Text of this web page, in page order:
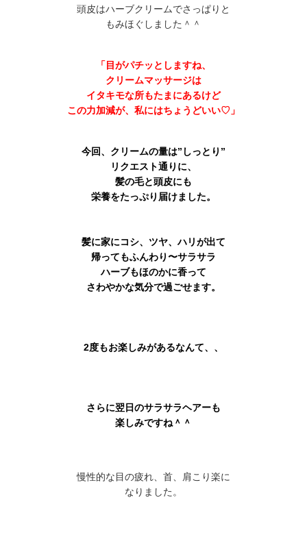
頭皮はハーブクリームでさっぱりと
もみほぐしました＾＾
「目がパチッとしますね、
クリームマッサージは
イタキモな所もたまにあるけど
この力加減が、私にはちょうどいい♡」
今回、クリームの量は”しっとり”
リクエスト通りに、
髪の毛と頭皮にも
栄養をたっぷり届けました。
髪に家にコシ、ツヤ、ハリが出て
帰ってもふんわり〜サラサラ
ハーブもほのかに香って
さわやかな気分で過ごせます。
2度もお楽しみがあるなんて、、
さらに翌日のサラサラヘアーも
楽しみですね＾＾
慢性的な目の疲れ、首、肩こり楽に
なりました。